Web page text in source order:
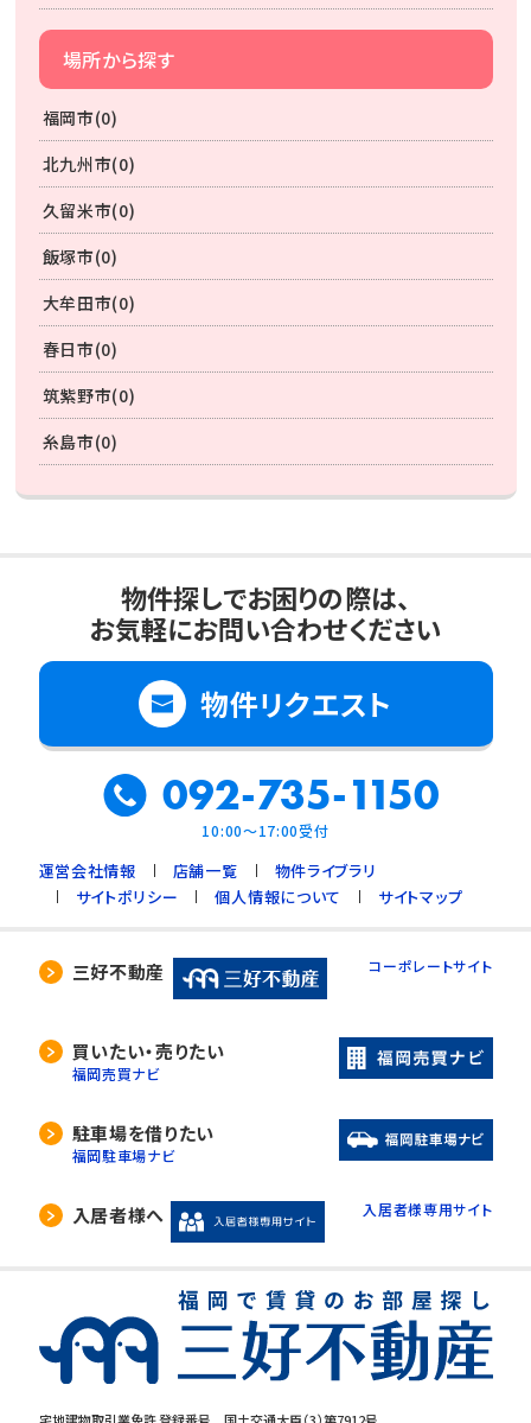
場所から探す
福岡市(0)
北九州市(0)
久留米市(0)
飯塚市(0)
大牟田市(0)
春日市(0)
筑紫野市(0)
糸島市(0)
物件探しでお困りの際は、
お気軽にお問い合わせください
物件リクエスト
092-735-1150
10:00～17:00受付
運営会社情報 店舗一覧
物件ライブラリ
サイトポリシー
個人情報について サイトマップ
三好不動産 コーポレートサイト
買いたい・売りたい
福岡売買ナビ
駐車場を借りたい
福岡駐車場ナビ
入居者様へ 入居者様専用サイト